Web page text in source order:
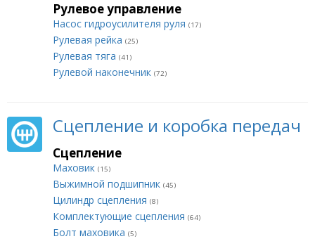
Рулевое управление
Насос гидроусилителя руля (17)
Рулевая рейка (25)
Рулевая тяга (41)
Рулевой наконечник (72)
Сцепление и коробка передач
Сцепление
Маховик (15)
Выжимной подшипник (45)
Цилиндр сцепления (8)
Комплектующие сцепления (64)
Болт маховика (5)